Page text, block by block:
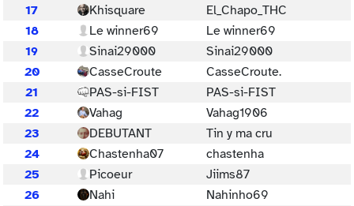
17
Khisquare
El_Chapo_THC
18
Le winner69
Le winner69
19
Sinai29000
Sinai29000
20
CasseCroute
CasseCroute.
21
PAS-si-FIST
PAS-si-FIST
22
Vahag
Vahag1906
23
DEBUTANT
Tin y ma cru
24
Chastenha07
chastenha
25
Picoeur
Jiims87
26
Nahi
Nahinho69